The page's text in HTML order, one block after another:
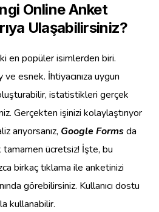
Online Anket
Ulaşabilirsiniz?
en popüler isimlerden biri.
esnek. İhtiyacınıza uygun
istatistikleri gerçek
Gerçekten işinizi kolaylaştırıyor
arıyorsanız, Google Formsda
ücretsiz! İşte, bu
birkaç tıklama ile anketinizi
görebilirsiniz. Kullanıcı dostu
kullanabilir.